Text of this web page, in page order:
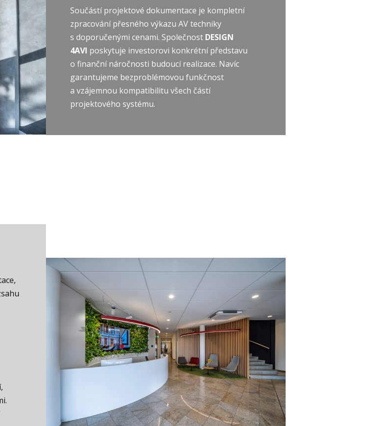
Součástí projektové dokumentace je kompletní
zpracování přesného výkazu AV techniky
s doporučenými cenami. Společnost DESIGN
4AVI poskytuje investorovi konkrétní představu
o finanční náročnosti budoucí realizace. Navíc
garantujeme bezproblémovou funkčnost
a vzájemnou kompatibilitu všech částí
projektového systému.